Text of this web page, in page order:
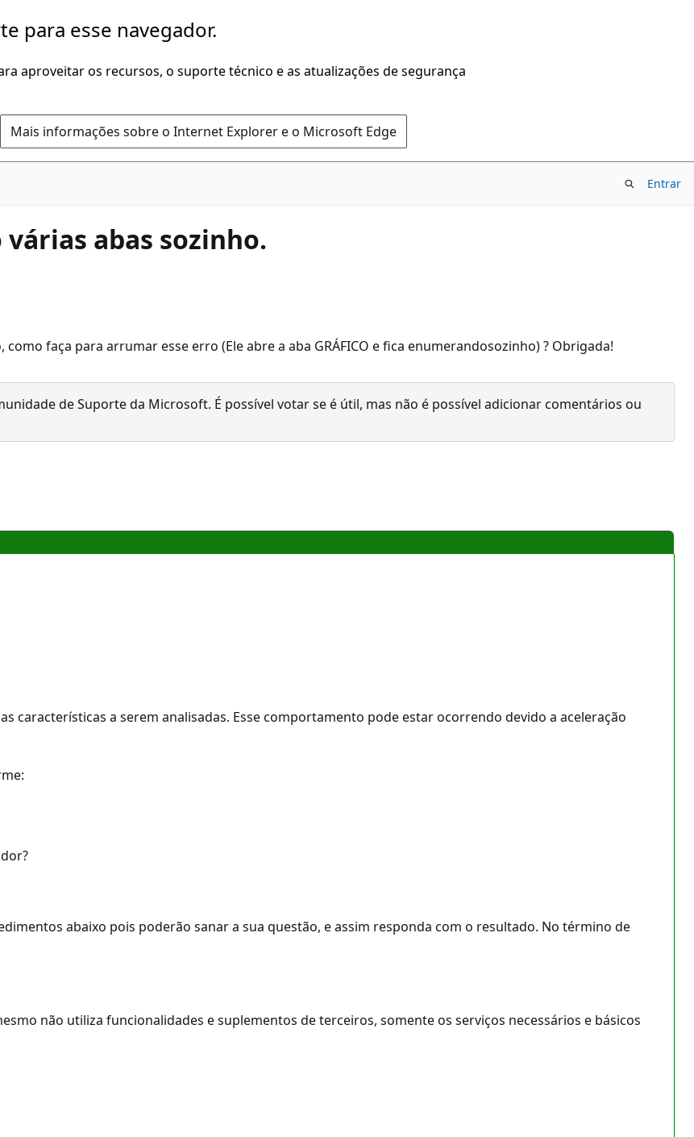
para esse navegador.
aproveitar os recursos, o suporte técnico e as atualizações de segurança
Mais informações sobre o Internet Explorer e o Microsoft Edge
Entrar
abas sozinho.
faça para arrumar esse erro (Ele abre a aba GRÁFICO e fica enumerandosozinho) ? Obrigada!
de Suporte da Microsoft. É possível votar se é útil, mas não é possível adicionar comentários ou
características a serem analisadas. Esse comportamento pode estar ocorrendo devido a aceleração
abaixo pois poderão sanar a sua questão, e assim responda com o resultado. No término de
não utiliza funcionalidades e suplementos de terceiros, somente os serviços necessários e básicos